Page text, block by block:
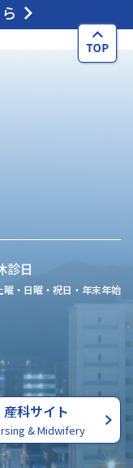
診日
曜・日曜・祝日・年末年始
産科サイト
& Midwifery